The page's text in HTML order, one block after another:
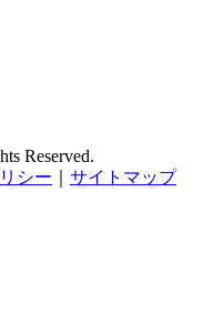
Reserved.
シー サイトマップ